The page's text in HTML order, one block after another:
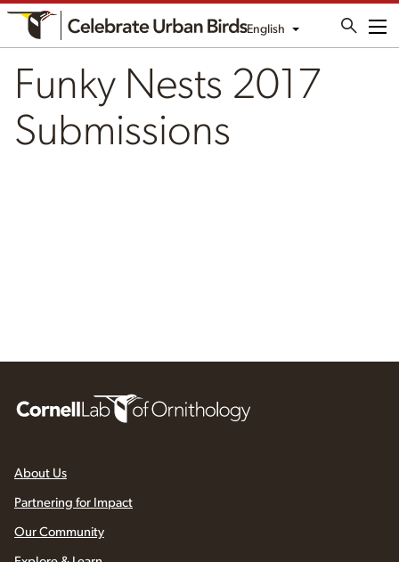
English
Funky Nests 2017
Submissions
About Us
Partnering for Impact
Our Community